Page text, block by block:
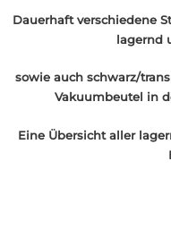
Dauerhaft verschiedene
lagernd
sowie auch schwarz/
Vakuumbeutel in
Eine Übersicht aller